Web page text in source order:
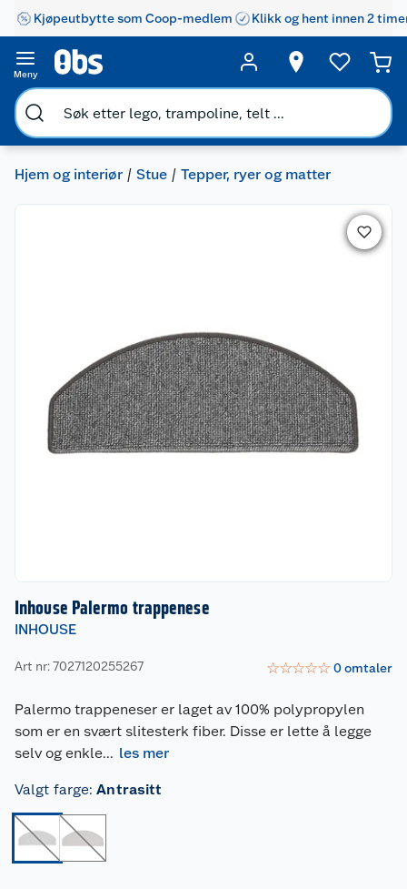
Kjøpeutbytte som Coop-medlem Klikk og hent innen 2
Meny
Hjem og interiør Stue Tepper, ryer og matter
Inhouse Palermo trappenese
INHOUSE
Art nr: 7027120255267 ☆☆☆☆☆ 0omtaler
Palermo trappeneser er laget av 100% polypropylen
som er en svært slitesterk fiber. Disse er lette å legge
selv og enkle... les mer
Valgt farge: Antrasitt